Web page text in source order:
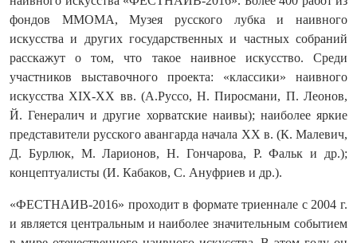
фондов ММОМА, Музея русского лубка и наивного
искусства и других государственных и частных собраний
расскажут о том, что такое наивное искусство. Среди
участников выставочного проекта: «классики» наивного
искусства XIX-XX вв. (А.Руссо, Н. Пиросмани, П. Леонов,
Й. Генералич и другие хорватские наивы); наиболее яркие
представители русского авангарда начала XX в. (К. Малевич,
Д. Бурлюк, М. Ларионов, Н. Гончарова, Р. Фальк и др.);
концептуалисты (И. Кабаков, С. Ануфриев и др.).
«ФЕСТНАИВ-2016» проходит в формате триеннале с 2004 г.
и является центральным и наиболее значительным событием